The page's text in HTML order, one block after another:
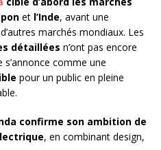
et l’Inde, avant une
marchés mondiaux. Les
détaillées n’ont pas encore
comme une
pour un public en pleine
confirme son ambition de
, en combinant design,